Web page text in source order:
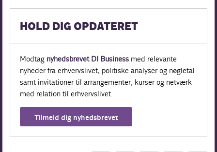
HOLD DIG OPDATERET
Modtag nyhedsbrevet DI Business med relevante
nyheder fra erhvervslivet, politiske analyser og nøgletal
samt invitationer til arrangementer, kurser og netværk
med relation til erhvervslivet.
Tilmeld dig nyhedsbrevet